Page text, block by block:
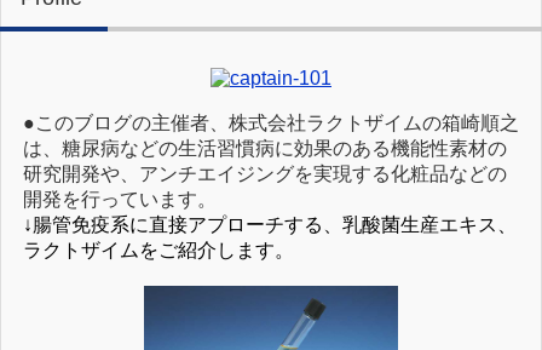
●このブログの主催者、株式会社ラクトザイムの箱崎順之
は、糖尿病などの生活習慣病に効果のある機能性素材の
研究開発や、アンチエイジングを実現する化粧品などの
開発を行っています。
↓腸管免疫系に直接アプローチする、乳酸菌生産エキス、
ラクトザイムをご紹介します。